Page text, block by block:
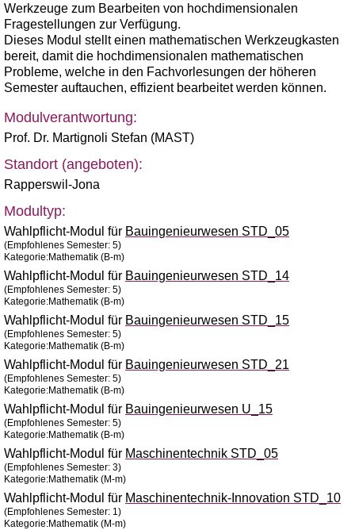
Werkzeuge zum Bearbeiten von hochdimensionalen
Fragestellungen zur Verfügung.
Dieses Modul stellt einen mathematischen Werkzeugkasten
bereit, damit die hochdimensionalen mathematischen
Probleme, welche in den Fachvorlesungen der höheren
Semester auftauchen, effizient bearbeitet werden können.
Modulverantwortung:
Prof. Dr. Martignoli Stefan (MAST)
Standort (angeboten):
Rapperswil-Jona
Modultyp:
Wahlpflicht-Modul für Bauingenieurwesen STD_05
(Empfohlenes Semester: 5)
Kategorie:Mathematik (B-m)
Wahlpflicht-Modul für Bauingenieurwesen STD_14
(Empfohlenes Semester: 5)
Kategorie:Mathematik (B-m)
Wahlpflicht-Modul für Bauingenieurwesen STD_15
(Empfohlenes Semester: 5)
Kategorie:Mathematik (B-m)
Wahlpflicht-Modul für Bauingenieurwesen STD_21
(Empfohlenes Semester: 5)
Kategorie:Mathematik (B-m)
Wahlpflicht-Modul für Bauingenieurwesen U_15
(Empfohlenes Semester: 5)
Kategorie:Mathematik (B-m)
Wahlpflicht-Modul für Maschinentechnik STD_05
(Empfohlenes Semester: 3)
Kategorie:Mathematik (M-m)
Wahlpflicht-Modul für Maschinentechnik-Innovation STD_10
(Empfohlenes Semester: 1)
Kategorie:Mathematik (M-m)